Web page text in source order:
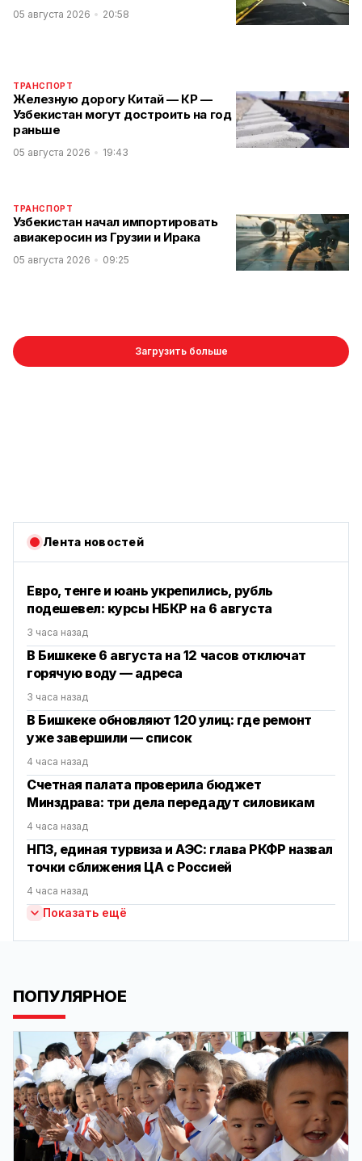
05 августа 2026 20:58
ТРАНСПОРТ
Железную дорогу Китай — КР —
Узбекистан могут достроить на год
раньше
05 августа 2026 19:43
ТРАНСПОРТ
Узбекистан начал импортировать
авиакеросин из Грузии и Ирака
05 августа 2026 09:25
Загрузить больше
Лента новостей
Евро, тенге и юань укрепились, рубль
подешевел: курсы НБКР на 6 августа
3 часа назад
В Бишкеке 6 августа на 12 часов отключат
горячую воду — адреса
3 часа назад
В Бишкеке обновляют 120 улиц: где ремонт
уже завершили — список
4 часа назад
Счетная палата проверила бюджет
Минздрава: три дела передадут силовикам
4 часа назад
НПЗ, единая турвиза и АЭС: глава РКФР назвал
точки сближения ЦА с Россией
4 часа назад
Показать ещё
ПОПУЛЯРНОЕ